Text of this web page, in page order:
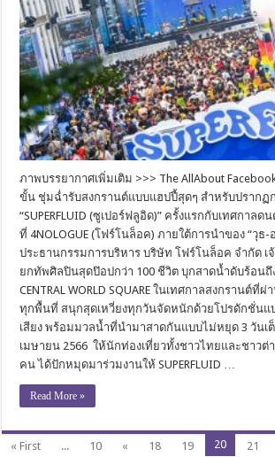
ภาพบรรยากาศเพิ่มเติม >>> The AllAbout
ขั้น ชุ่มฉ่ำรับสงกรานต์แบบแฮปปี้สุดๆ สำหรับปราก
“SUPERFLUID (ซูเปอร์ฟลูอิด)” ครั้งแรกกับเทศกาลด
ที่ 4NOLOGUE (โฟร์โนล็อค) ภายใต้การนำของ “วุธ
ประธานกรรมการบริหาร บริษัท โฟร์โนล็อค จำกัด เ
ยกทัพศิลปินสุดป๊อปกว่า 100 ชีวิต บุกสาดน้ำดับร้อนถึ
CENTRAL WORLD SQUARE ในเทศกาลสงกรานต์ที่
ทุกพื้นที่ สนุกสุดเหวี่ยงทุกวันจัดหนักด้วยโปรดักชั่นแ
เสียง พร้อมมวลน้ำที่นำมาสาดกันแบบไม่หยุด 3 วันเ
เมษายน 2566 ให้นักท่องเที่ยวทั้งชาวไทยและชาวต่
คน ได้ปักหมุดมาร่วมงานให้ SUPERFLUID …
Read More »
« First ... 10 « 18 19 20 21